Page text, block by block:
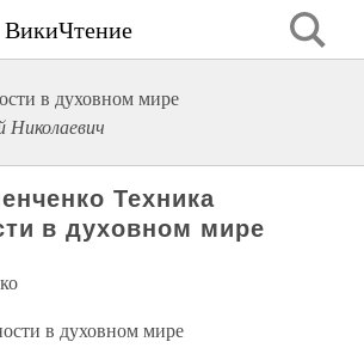
ВикиЧтение
в духовном мире
Николаевич
Техника
в духовном мире
в духовном мире